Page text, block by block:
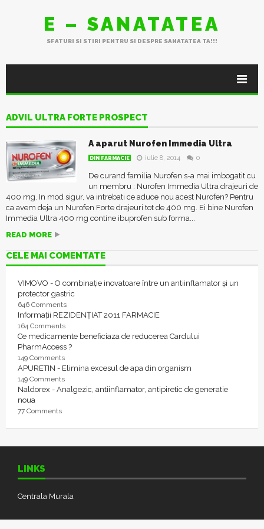
E – SANATATEA
SFATURI SI STIRI PENTRU SI DESPRE SANATATEA TA!!!
ADVIL ULTRA FORTE PROSPECT
A aparut Nurofen Immedia Ultra
DIN FARMACIE iulie 8, 2014 0
De curand familia Nurofen s-a mai imbogatit cu
un membru : Nurofen Immedia Ultra drajeuri de
400 mg. In mod sigur, va intrebati ce aduce nou acest Nurofen? Pentru
ca avem deja un Nurofen Forte drajeuri tot de 400 mg. Ei bine Nurofen
Immedia Ultra 400 mg contine ibuprofen sub forma...
READ MORE
CELE MAI COMENTATE
VIMOVO - O combinație inovatoare între un antiinflamator și un
protector gastric
646 Comments
Informații REZIDENȚIAT 2011 FARMACIE
164 Comments
Ce medicamente beneficiaza de reducerea Cardului
PharmAccess ?
149 Comments
APURETIN - Elimina excesul de apa din organism
149 Comments
Naldorex - Analgezic, antiinflamator, antipiretic de generatie
noua
77 Comments
LINKS
Centrala Murala